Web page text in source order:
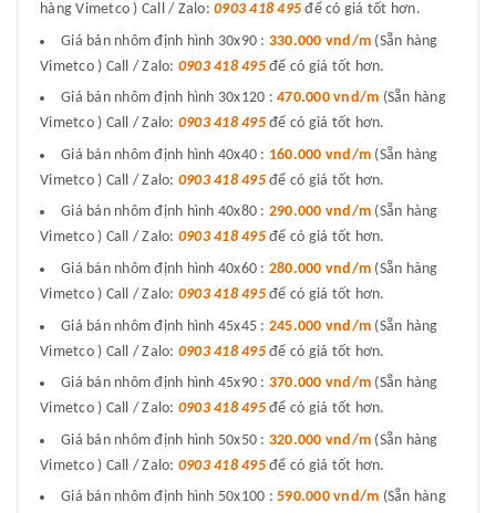
hàng Vimetco ) Call / Zalo: 0903 418 495 để có giá tốt hơn.
Giá bán nhôm định hình 30x90 : 330.000 vnd/m (Sẵn hàng
Vimetco ) Call / Zalo: 0903 418 495 để có giá tốt hơn.
Giá bán nhôm định hình 30x120 : 470.000 vnd/m (Sẵn hàng
Vimetco ) Call / Zalo: 0903 418 495để có giá tốt hơn.
Giá bán nhôm định hình 40x40 : 160.000 vnd/m (Sẵn hàng
Vimetco ) Call / Zalo: 0903 418 495để có giá tốt hơn.
Giá bán nhôm định hình 40x80 : 290.000 vnd/m (Sẵn hàng
Vimetco ) Call / Zalo: 0903 418 495để có giá tốt hơn.
Giá bán nhôm định hình 40x60 : 280.000 vnd/m (Sẵn hàng
Vimetco ) Call / Zalo: 0903 418 495để có giá tốt hơn.
Giá bán nhôm định hình 45x45 : 245.000 vnd/m (Sẵn hàng
Vimetco ) Call / Zalo: 0903 418 495 để có giá tốt hơn.
Giá bán nhôm định hình 45x90 : 370.000 vnd/m (Sẵn hàng
Vimetco ) Call / Zalo: 0903 418 495để có giá tốt hơn.
Giá bán nhôm định hình 50x50 : 320.000 vnd/m (Sẵn hàng
Vimetco ) Call / Zalo: 0903 418 495để có giá tốt hơn.
Giá bán nhôm định hình 50x100 : 590.000 vnd/m (Sẵn hàng